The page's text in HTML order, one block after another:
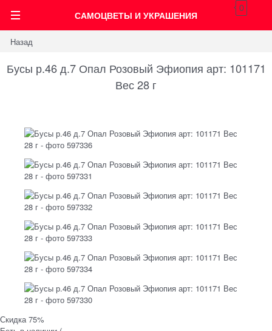
САМОЦВЕТЫ И УКРАШЕНИЯ
0
Назад
Бусы р.46 д.7 Опал Розовый Эфиопия арт: 101171
Вес 28 г
Скидка 75%